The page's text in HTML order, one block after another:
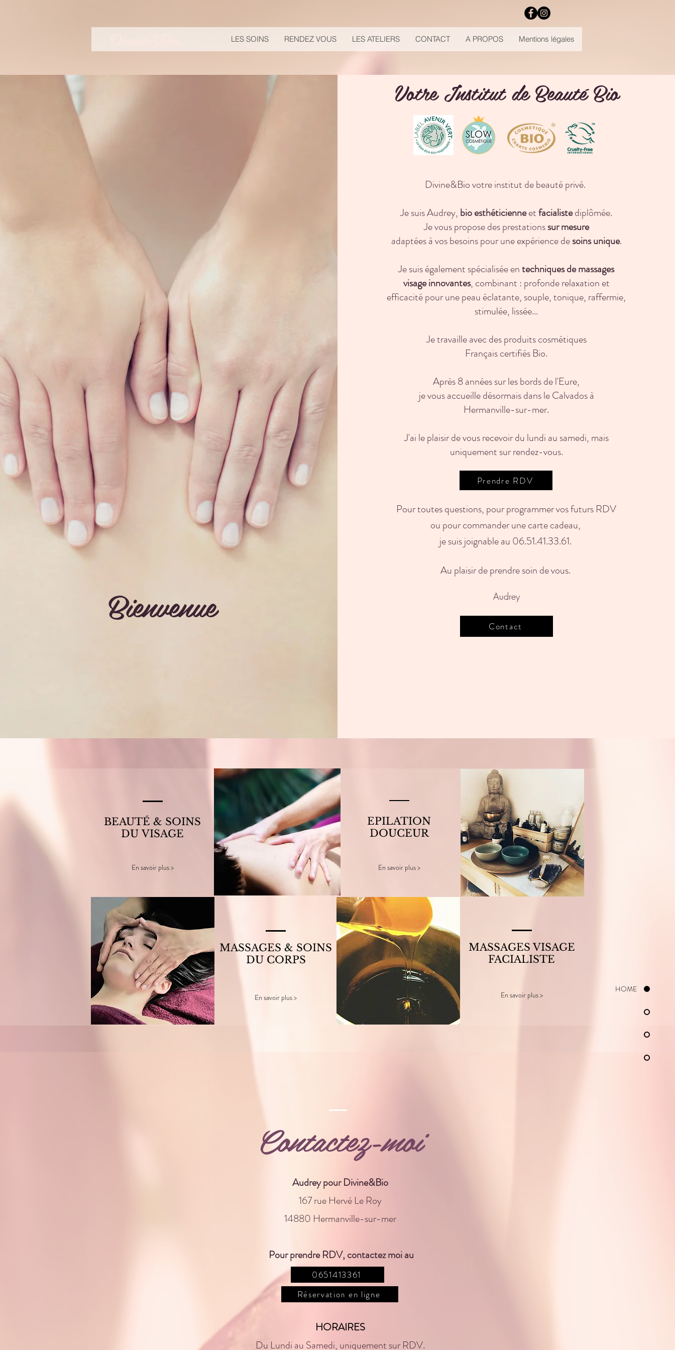
LES SOINS RENDEZ VOUS LES ATELIERS CONTACT A PROPOS Mentions légales
HOME
Bienvenue
Votre Institut de BeautéBio
Divine&Bio votre institut de beauté privé.
Je suis Audrey, bio esthéticienneetfacialistediplômée.
Je vous propose des prestationssur mesure
adaptées à vos besoinspour une expérience desoins unique.
Je suis également spécialisée entechniques demassages
visageinnovantes, combinant : profonde relaxation et
efficacitépour une peau éclatante, souple, tonique, raffermie,
stimulée, lissée...
Je travaille avec des produits cosmétiques
Françaiscertifiés Bio.
Après 8 années sur les bords de l'Eure,
je vous accueille désormais dans le Calvados à
Hermanville-sur-mer.
J'ai le plaisir de vous recevoirdu lundi au samedi, mais
uniquement sur rendez-vous.
Pour toutes questions, pour programmer vos futurs RDV
ou pour commander une carte cadeau,
je suis joignableau 06.51.41.33.61.
Au plaisir de prendre soin de vous.
Audrey
Contact
Prendre RDV
BEAUTÉ & SOINS
DU VISAGE
En savoir plus >
EPILATION
DOUCEUR
En savoir plus >
MASSAGES & SOINS
DU CORPS
En savoir plus >
MASSAGES VISAGE
FACIALISTE
En savoir plus >
Contactez-moi
Audrey pour Divine&Bio
167 rue Hervé Le Roy
14880 Hermanville-sur-mer
Pour prendre RDV, contactez moi au
06.51.41.33.61
oudivineetbio@gmail.com
HORAIRES
Du Lundi au Samedi, uniquement sur RDV.
0651413361
Réservation en ligne